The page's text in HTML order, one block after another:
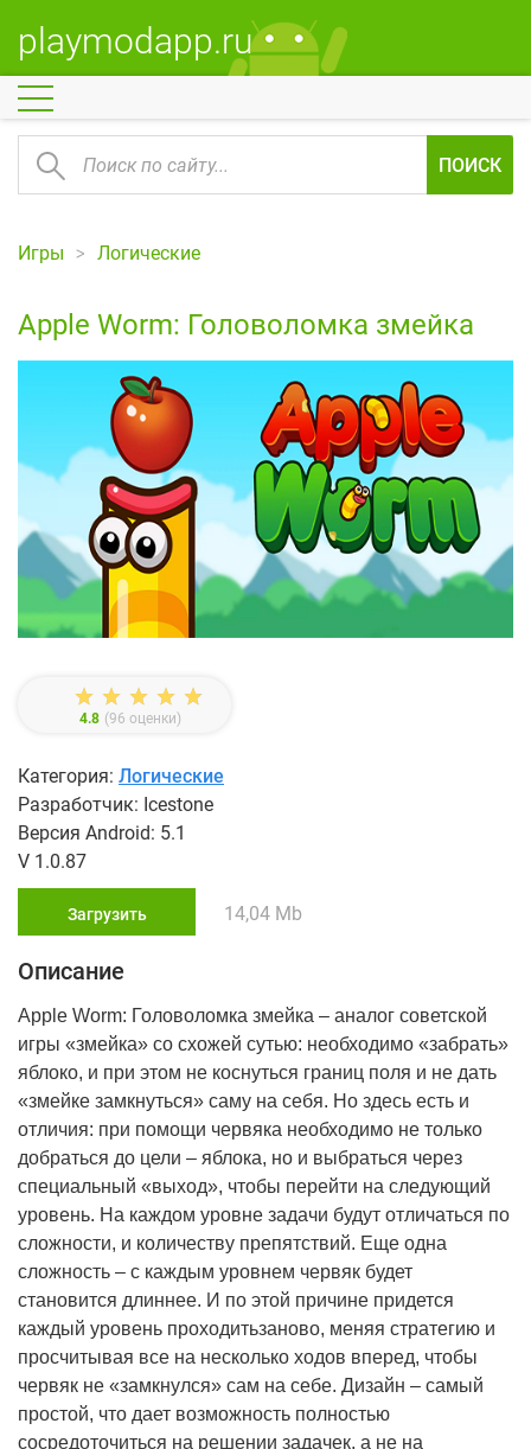
playmodapp.ru
ПОИСК
Игры Логические
Apple Worm: Головоломка змейка
4.8 (96 оценки)
Категория: Логические
Разработчик: Icestone
Версия Android: 5.1
V 1.0.87
Загрузить 14,04 Mb
Описание
Apple Worm: Головоломка змейка – аналог советской
игры «змейка» со схожей сутью: необходимо «забрать»
яблоко, и при этом не коснуться границ поля и не дать
«змейке замкнуться» саму на себя. Но здесь есть и
отличия: при помощи червяка необходимо не только
добраться до цели – яблока, но и выбраться через
специальный «выход», чтобы перейти на следующий
уровень. На каждом уровне задачи будут отличаться по
сложности, и количеству препятствий. Еще одна
сложность – с каждым уровнем червяк будет
становится длиннее. И по этой причине придется
каждый уровень проходитьзаново, меняя стратегию и
просчитывая все на несколько ходов вперед, чтобы
червяк не «замкнулся» сам на себе. Дизайн – самый
простой, что дает возможность полностью
сосредоточиться на решении задачек, а не на